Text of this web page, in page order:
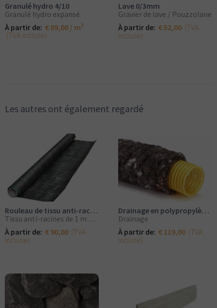
Granulé hydro 4/10
Granulé hydro expansé
À partir de: € 89,00 / m3
(TVA incluse)
Lave 0/3mm
Gravier de lave / Pouzzolane
À partir de: € 52,00 (TVA
incluse)
Les autres ont également regardé
Rouleau de tissu anti-racines 1mx100m de large
Tissu anti-racines de 1 m de large par rouleau
À partir de: € 90,00 (TVA
incluse)
Drainage en polypropylène dia 80mm
Drainage
À partir de: € 119,00 (TVA
incluse)